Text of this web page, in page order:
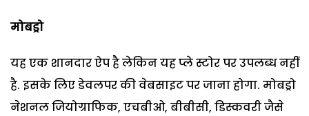
मोबड्रो
यह एक शानदार ऐप है लेकिन यह प्ले स्टोर पर उपलब्ध नहीं
है. इसके लिए डेवलपर की वेबसाइट पर जाना होगा. मोबड्रो
नेशनल जियोग्राफिक, एचबीओ, बीबीसी, डिस्कवरी जैसे